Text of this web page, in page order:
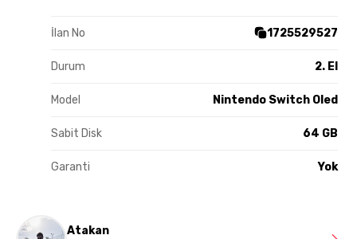
İlan No 1725529527
Durum 2. El
Model Nintendo Switch Oled
Sabit Disk 64 GB
Garanti Yok
Atakan